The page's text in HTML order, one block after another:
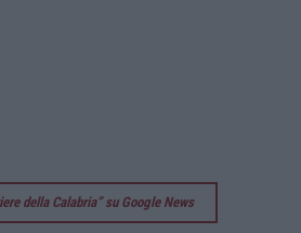
della Calabria” su Google News